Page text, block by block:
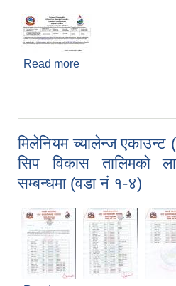
Read more
मिलेनियम च्यालेन्ज
सिप विकास तालिमको
सम्बन्धमा (वडा नं १-४)